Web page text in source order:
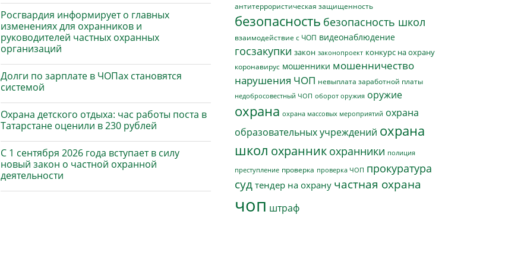
Росгвардия информирует о главных
изменениях для охранников и
руководителей частных охранных
организаций
Долги по зарплате в ЧОПах становятся
системой
Охрана детского отдыха: час работы поста в
Татарстане оценили в 230 рублей
С 1 сентября 2026 года вступает в силу
новый закон о частной охранной
деятельности
антитеррористическая защищенность
безопасность безопасность школ
взаимодействие с ЧОП видеонаблюдение
госзакупки закон законопроект конкурс на охрану
коронавирус мошенники мошенничество
нарушения ЧОП невыплата заработной платы
недобросовестный ЧОП оборот оружия оружие
охрана охрана массовых мероприятий охрана
образовательных учреждений охрана
школ охранник охранники полиция
преступление проверка проверка ЧОП прокуратура
суд тендер на охрану частная охрана
чоп штраф